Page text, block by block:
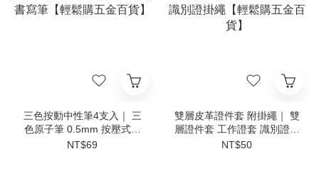
三色按動中性筆4支入｜ 三
色原子筆 0.5mm 按壓式中
性筆 三色筆 辦公文具 學生
NT$69
雙層皮革證件套 附掛繩｜ 雙
層證件套 工作證套 識別證套
員工證件套 卡套 證件夾 識
NT$50